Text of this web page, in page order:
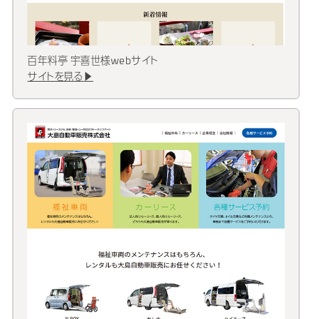
百年料亭 宇喜世様webサイト
サイトを見る▶